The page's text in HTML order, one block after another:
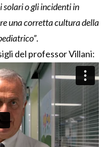
solari o gli incidenti in
una corretta cultura della
.
del professor Villani: